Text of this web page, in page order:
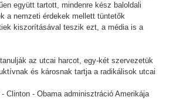
együtt tartott, mindenre kész baloldali
a nemzeti érdekek mellett tüntetők
kiszorításával teszik ezt, a média is a
az utcai harcot, egy-két szervezetük
és károsnak tartja a radikálisok utcai
Clinton - Obama adminisztráció Amerikája